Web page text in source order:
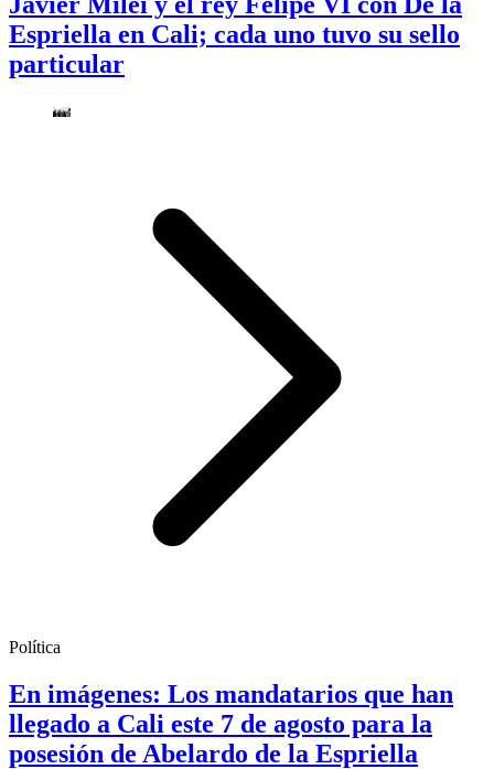
Espriella en Cali; cada uno tuvo su sello
particular
Política
En imágenes: Los mandatarios que han
llegado a Cali este 7 de agosto para la
posesión de Abelardo de la Espriella